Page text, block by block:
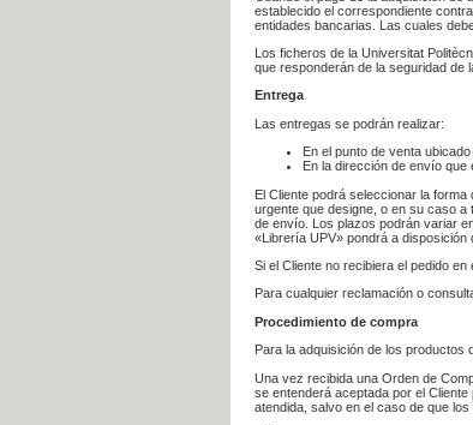
establecido el correspondiente
entidades bancarias. Las cuales
Los ficheros de la Universitat
que responderán de la seguridad de
Entrega
Las entregas se podrán realizar:
En el punto de venta
En la dirección de envío
El Cliente podrá seleccionar la
urgente que designe, o en su caso a
de envío. Los plazos podrán variar
«Librería UPV» pondrá a disposición
Si el Cliente no recibiera el pedido
Para cualquier reclamación o
Procedimiento de compra
Para la adquisición de los
Una vez recibida una Orden de
se entenderá aceptada por el
atendida, salvo en el caso de que